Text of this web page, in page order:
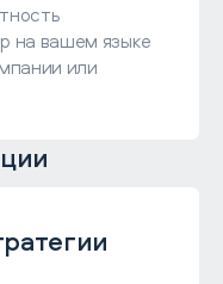
на вашем языке
или